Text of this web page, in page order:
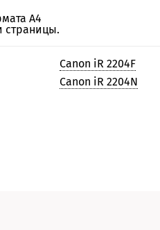
А4
страницы.
Canon iR 2204F
Canon iR 2204N